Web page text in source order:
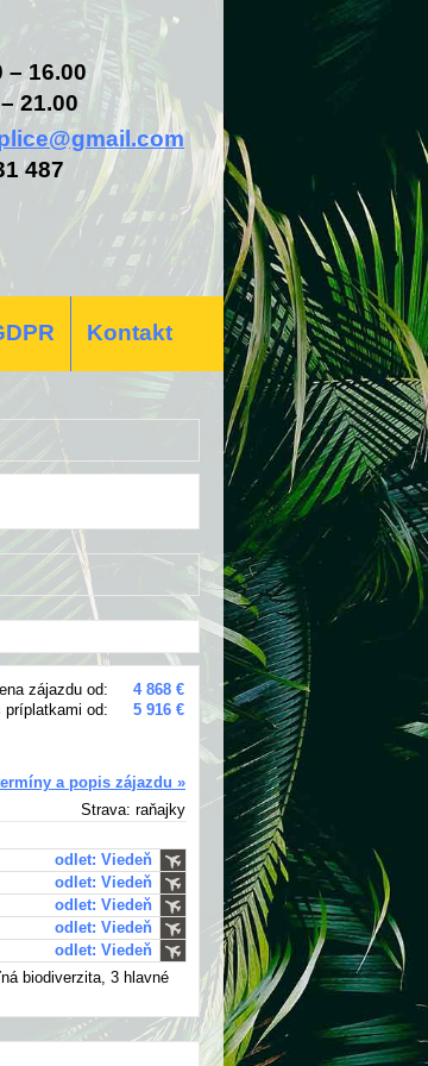
– 16.00
21.00
487
Kontakt
zájazdu od:
4 868 €
príplatkami od:
5 916 €
a popis zájazdu »
Strava: raňajky
odlet: Viedeň
odlet: Viedeň
odlet: Viedeň
odlet: Viedeň
odlet: Viedeň
biodiverzita, 3 hlavné